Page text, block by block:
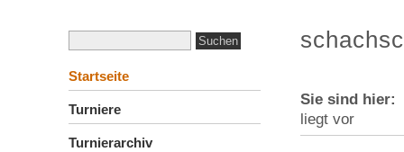
Startseite
Turniere
Turnierarchiv
Sie sind
liegt vor